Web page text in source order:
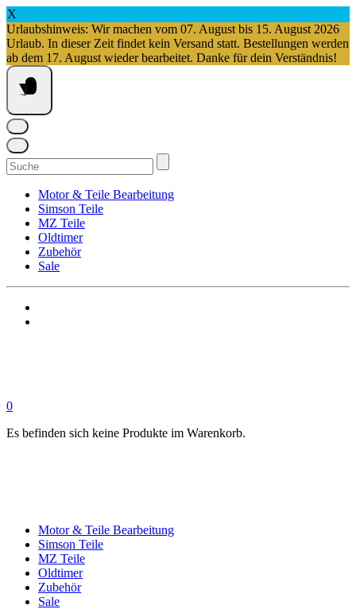
X
Urlaubshinweis: Wir machen vom 07. August bis 15. August 2026
Urlaub. In dieser Zeit findet kein Versand statt. Bestellungen werden
ab dem 17. August wieder bearbeitet. Danke für dein Verständnis!
Springe
zum
Inhalt
Suchen
nach:
Motor & Teile Bearbeitung
Simson Teile
MZ Teile
Oldtimer
Zubehör
Sale
0
Es befinden sich keine Produkte im Warenkorb.
Motor & Teile Bearbeitung
Simson Teile
MZ Teile
Oldtimer
Zubehör
Sale